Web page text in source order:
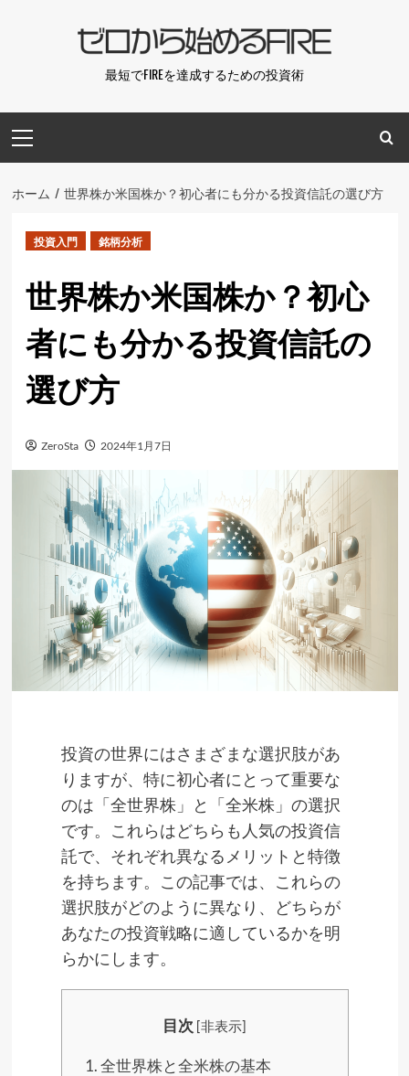
ス
ッ
最短でFIREを達成するための投資術
イ
ン
メ
ホーム 世界株か米国株か？初心者にも分かる投資信託の選び方
投資入門 銘柄分析
世界株か米国株か？初心
者にも分かる投資信託の
選び方
ZeroSta 2024年1月7日
投資の世界にはさまざまな選択肢があ
りますが、特に初心者にとって重要な
のは「全世界株」と「全米株」の選択
です。これらはどちらも人気の投資信
託で、それぞれ異なるメリットと特徴
を持ちます。この記事では、これらの
選択肢がどのように異なり、どちらが
あなたの投資戦略に適しているかを明
らかにします。
目次 [非表示]
1.全世界株と全米株の基本